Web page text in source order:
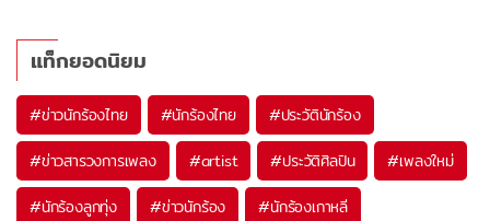
แท็กยอดนิยม
#ข่าวนักร้องไทย #นักร้องไทย #ประวัตินักร้อง
#ข่าวสารวงการเพลง #artist #ประวัติศิลปิน #เพลงใหม่
#นักร้องลูกทุ่ง #ข่าวนักร้อง #นักร้องเกาหลี